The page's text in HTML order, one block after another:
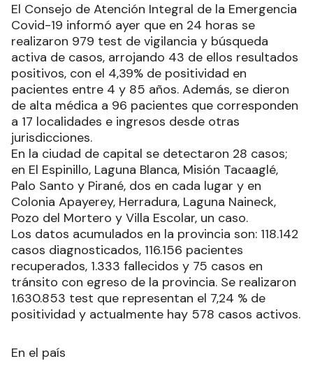
El Consejo de Atención Integral de la Emergencia
Covid-19 informó ayer que en 24 horas se
realizaron 979 test de vigilancia y búsqueda
activa de casos, arrojando 43 de ellos resultados
positivos, con el 4,39% de positividad en
pacientes entre 4 y 85 años. Además, se dieron
de alta médica a 96 pacientes que corresponden
a 17 localidades e ingresos desde otras
jurisdicciones.
En la ciudad de capital se detectaron 28 casos;
en El Espinillo, Laguna Blanca, Misión Tacaaglé,
Palo Santo y Pirané, dos en cada lugar y en
Colonia Apayerey, Herradura, Laguna Naineck,
Pozo del Mortero y Villa Escolar, un caso.
Los datos acumulados en la provincia son: 118.142
casos diagnosticados, 116.156 pacientes
recuperados, 1.333 fallecidos y 75 casos en
tránsito con egreso de la provincia. Se realizaron
1.630.853 test que representan el 7,24 % de
positividad y actualmente hay 578 casos activos.
En el país